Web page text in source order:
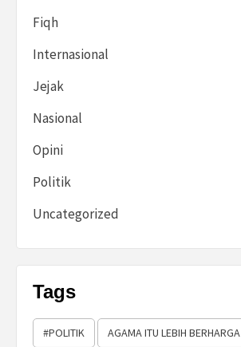
Fiqh
Internasional
Jejak
Nasional
Opini
Politik
Uncategorized
Tags
#POLITIK AGAMA ITU LEBIH BERHARGA